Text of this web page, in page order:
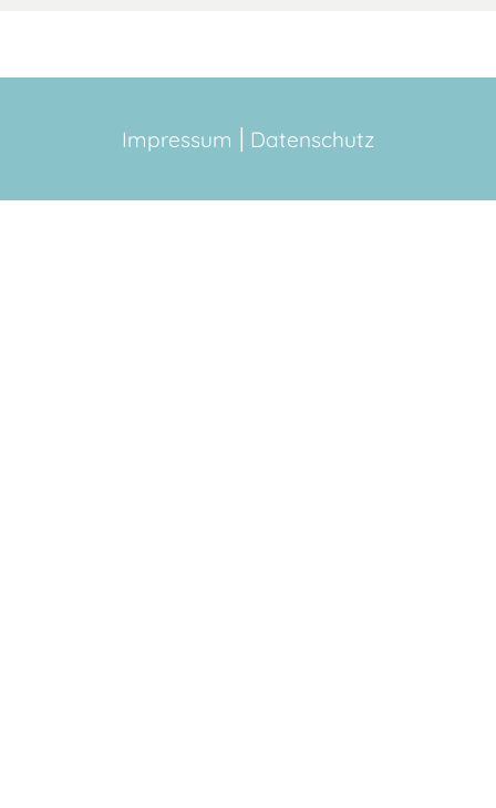
Impressum Datenschutz